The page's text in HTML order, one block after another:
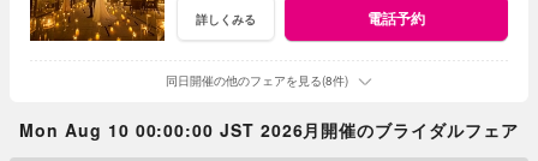
詳しくみる 電話予約
同日開催の他のフェアを見る(8件)
Mon Aug 10 00:00:00 JST 2026月開催のブライダルフェア